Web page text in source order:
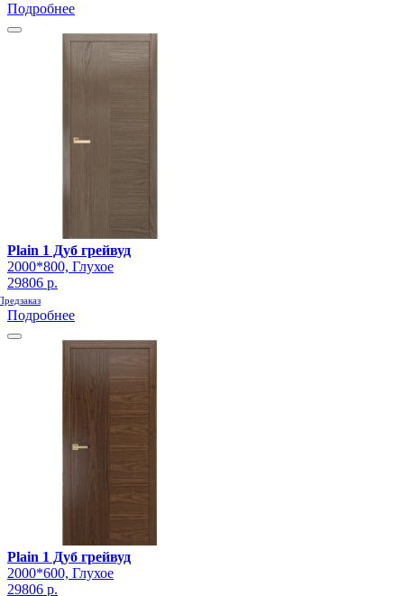
Подробнее
Plain 1 Дуб грейвуд
2000*800, Глухое
29806 р.
Подробнее
Plain 1 Дуб грейвуд
2000*600, Глухое
29806 р.